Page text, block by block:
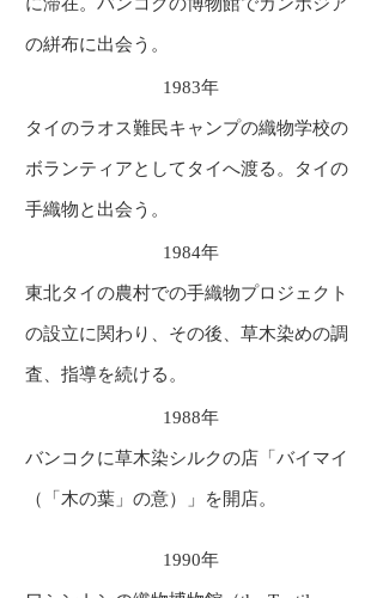
の絣布に出会う。
1983年
タイのラオス難民キャンプの織物学校の
ボランティアとしてタイへ渡る。タイの
手織物と出会う。
1984年
東北タイの農村での手織物プロジェクト
の設立に関わり、その後、草木染めの調
査、指導を続ける。
1988年
バンコクに草木染シルクの店「バイマイ
（「木の葉」の意）」を開店。
1990年